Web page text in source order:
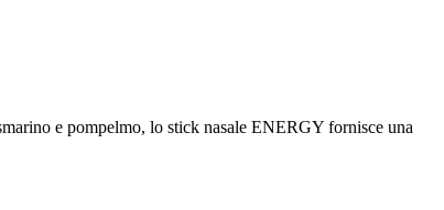
e pompelmo, lo stick nasale ENERGY fornisce una